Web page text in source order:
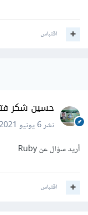
اقتباس
حسين شكر
نشر6 يونيو 2021
أريد سؤال عن Ruby
اقتباس